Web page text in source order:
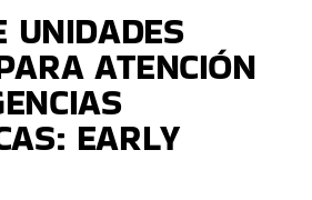
UNIDADES
ATENCIÓN
EARLY